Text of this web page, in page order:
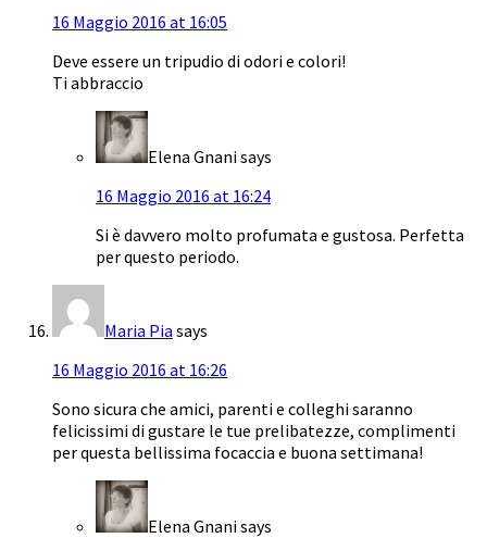
16 Maggio 2016 at 16:05
Deve essere un tripudio di odori e colori!
Ti abbraccio
Elena Gnanisays
16 Maggio 2016 at 16:24
Si è davvero molto profumata e gustosa. Perfetta
per questo periodo.
Maria Pia says
16 Maggio 2016 at 16:26
Sono sicura che amici, parenti e colleghi saranno
felicissimi di gustare le tue prelibatezze, complimenti
per questa bellissima focaccia e buona settimana!
Elena Gnanisays